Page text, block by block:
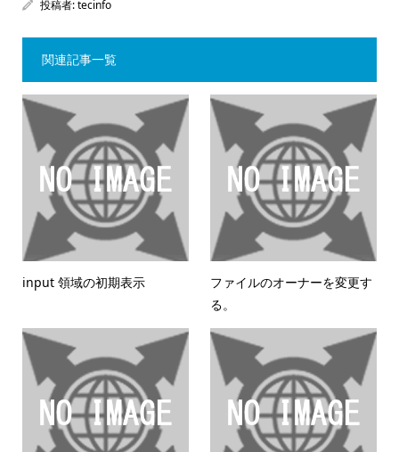
投稿者:tecinfo
関連記事一覧
input 領域の初期表示
ファイルのオーナーを変更す
る。